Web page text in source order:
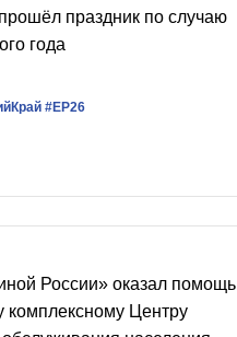
праздник по случаю
года
#ЕР26
России» оказал помощь
комплексному Центру